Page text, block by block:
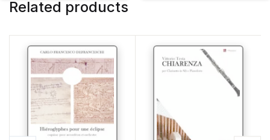
Related products